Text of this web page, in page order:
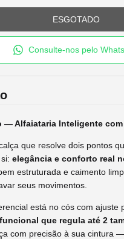
Consulte-nos pelo
— Alfaiataria Inteligente
que resolve dois pontos
elegância e conforto real
estruturada e caimento
seus movimentos.
está no cós com ajuste
que regula até 2
com precisão à sua cintura